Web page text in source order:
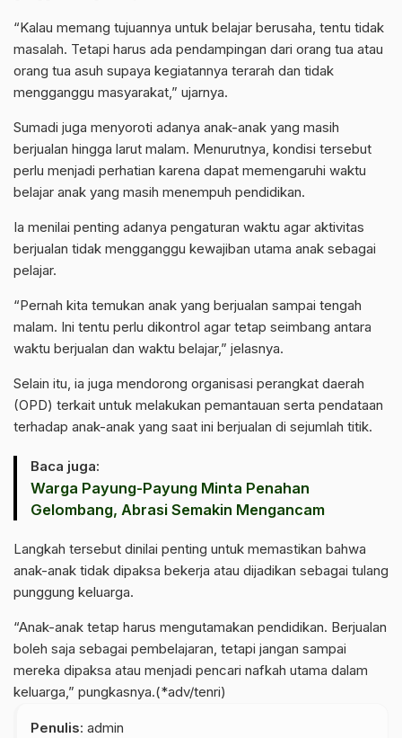
“Kalau memang tujuannya untuk belajar berusaha, tentu tidak
masalah. Tetapi harus ada pendampingan dari orang tua atau
orang tua asuh supaya kegiatannya terarah dan tidak
mengganggu masyarakat,” ujarnya.
Sumadi juga menyoroti adanya anak-anak yang masih
berjualan hingga larut malam. Menurutnya, kondisi tersebut
perlu menjadi perhatian karena dapat memengaruhi waktu
belajar anak yang masih menempuh pendidikan.
Ia menilai penting adanya pengaturan waktu agar aktivitas
berjualan tidak mengganggu kewajiban utama anak sebagai
pelajar.
“Pernah kita temukan anak yang berjualan sampai tengah
malam. Ini tentu perlu dikontrol agar tetap seimbang antara
waktu berjualan dan waktu belajar,” jelasnya.
Selain itu, ia juga mendorong organisasi perangkat daerah
(OPD) terkait untuk melakukan pemantauan serta pendataan
terhadap anak-anak yang saat ini berjualan di sejumlah titik.
Baca juga:
Warga Payung-Payung Minta Penahan
Gelombang, Abrasi Semakin Mengancam
Langkah tersebut dinilai penting untuk memastikan bahwa
anak-anak tidak dipaksa bekerja atau dijadikan sebagai tulang
punggung keluarga.
“Anak-anak tetap harus mengutamakan pendidikan. Berjualan
boleh saja sebagai pembelajaran, tetapi jangan sampai
mereka dipaksa atau menjadi pencari nafkah utama dalam
keluarga,” pungkasnya.(*adv/tenri)
Penulis: admin